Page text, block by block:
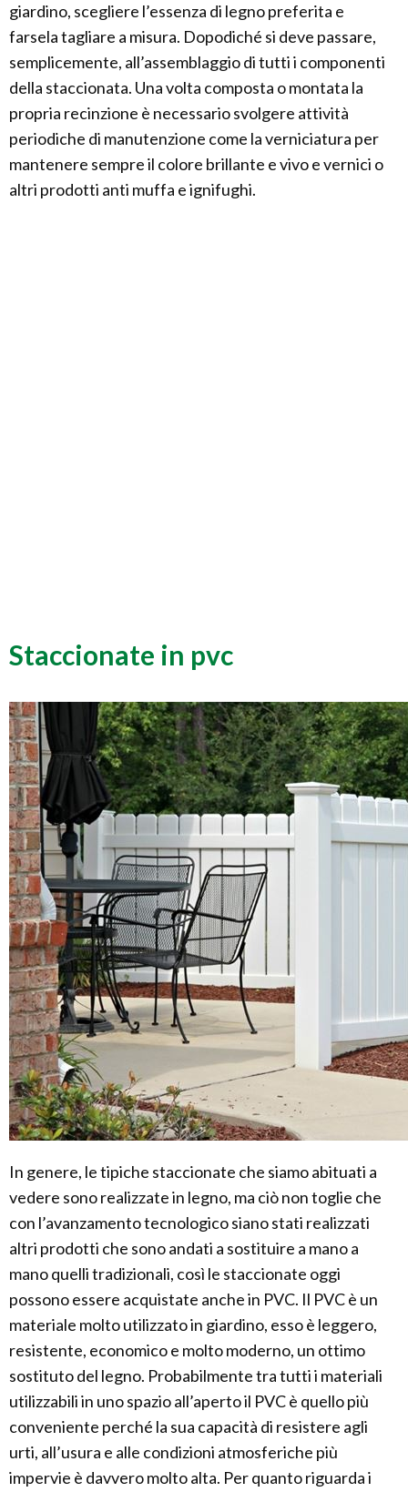
giardino, scegliere l’essenza di legno preferita e
farsela tagliare a misura. Dopodiché si deve passare,
semplicemente, all’assemblaggio di tutti i componenti
della staccionata. Una volta composta o montata la
propria recinzione è necessario svolgere attività
periodiche di manutenzione come la verniciatura per
mantenere sempre il colore brillante e vivo e vernici o
altri prodotti anti muffa e ignifughi.
Staccionate in pvc
In genere, le tipiche staccionate che siamo abituati a
vedere sono realizzate in legno, ma ciò non toglie che
con l’avanzamento tecnologico siano stati realizzati
altri prodotti che sono andati a sostituire a mano a
mano quelli tradizionali, così le staccionate oggi
possono essere acquistate anche in PVC. Il PVC è un
materiale molto utilizzato in giardino, esso è leggero,
resistente, economico e molto moderno, un ottimo
sostituto del legno. Probabilmente tra tutti i materiali
utilizzabili in uno spazio all’aperto il PVC è quello più
conveniente perché la sua capacità di resistere agli
urti, all’usura e alle condizioni atmosferiche più
impervie è davvero molto alta. Per quanto riguarda i